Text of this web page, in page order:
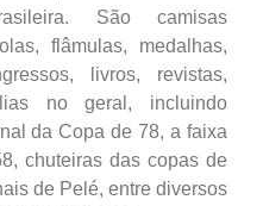
São camisas
flâmulas, medalhas,
livros, revistas,
no geral, incluindo
da Copa de 78, a faixa
chuteiras das copas de
de Pelé, entre diversos